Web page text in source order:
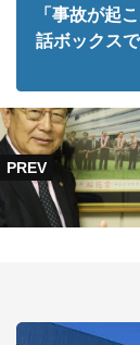
「事故が起
話ボックス